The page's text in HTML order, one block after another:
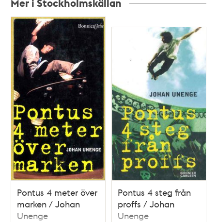
Mer i Stockholmskällan
Relaterade
poster
och
teman
Pontus 4 meter över
marken / Johan
Unenge
Pontus 4 steg från
proffs / Johan
Unenge